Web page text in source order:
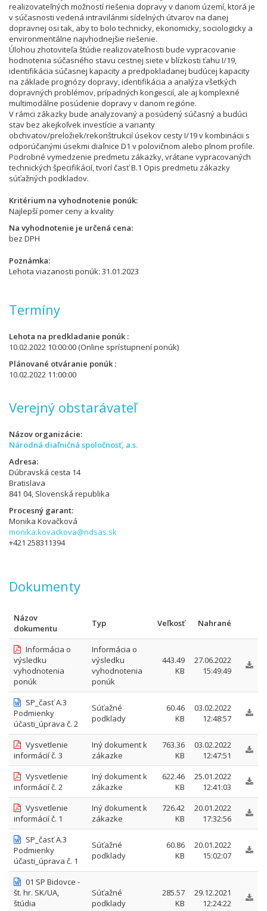
realizovateľných možností riešenia dopravy v danom území, ktorá je
v súčasnosti vedená intravilánmi sídelných útvarov na danej
dopravnej osi tak, aby to bolo technicky, ekonomicky, sociologicky a
environmentálne najvhodnejšie riešenie.
Úlohou zhotoviteľa štúdie realizovateľnosti bude vypracovanie
hodnotenia súčasného stavu cestnej siete v blízkosti ťahu I/19,
identifikácia súčasnej kapacity a predpokladanej budúcej kapacity
na základe prognózy dopravy, identifikácia a analýza všetkých
dopravných problémov, prípadných kongescií, ale aj komplexné
multimodálne posúdenie dopravy v danom regióne.
V rámci zákazky bude analyzovaný a posúdený súčasný a budúci
stav bez akejkoľvek investície a varianty
obchvatov/preložiek/rekonštrukcií úsekov cesty I/19 v kombinácii s
odporúčanými úsekmi diaľnice D1 v polovičnom alebo plnom profile.
Podrobné vymedzenie predmetu zákazky, vrátane vypracovaných
technických špecifikácií, tvorí časť B.1 Opis predmetu zákazky
súťažných podkladov.
Kritérium na vyhodnotenie ponúk
Najlepší pomer ceny a kvality
Na vyhodnotenie je určená cena
bez DPH
Poznámka
Lehota viazanosti ponúk: 31.01.2023
Termíny
Lehota na predkladanie ponúk
10.02.2022 10:00:00(Online sprístupnení ponúk)
Plánované otváranie ponúk
10.02.2022 11:00:00
Verejný obstarávateľ
Názov organizácie
Národná diaľničná spoločnosť, a.s.
Adresa
Dúbravská cesta 14
Bratislava
841 04, Slovenská republika
Procesný garant
Monika Kovačková
monika.kovackova@ndsas.sk
+421 258311394
Dokumenty
Názov
dokumentu
Typ Veľkosť Nahrané
Informácia o
výsledku
vyhodnotenia
ponúk
Informácia o
výsledku
vyhodnotenia
ponúk
443.49
KB
27.06.2022
15:49:49
SP_časť A.3
Podmienky
účasti_úprava č. 2
Súťažné
podklady
60.46
KB
03.02.2022
12:48:57
Vysvetlenie
informácií č. 3
Iný dokument k
zákazke
763.36
KB
03.02.2022
12:47:51
Vysvetlenie
informácií č. 2
Iný dokument k
zákazke
622.46
KB
25.01.2022
12:41:03
Vysvetlenie
informácií č. 1
Iný dokument k
zákazke
726.42
KB
20.01.2022
17:32:56
SP_časť A.3
Podmienky
účasti_úprava č. 1
Súťažné
podklady
60.86
KB
20.01.2022
15:02:07
01 SP Bidovce -
št. hr. SK/UA,
štúdia
Súťažné
podklady
285.57
KB
29.12.2021
12:24:22